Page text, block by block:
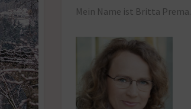
Mein Name ist Britta Prema.